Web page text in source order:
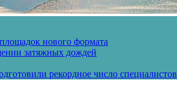
нового формата
затяжных дождей
рекордное число специалистов